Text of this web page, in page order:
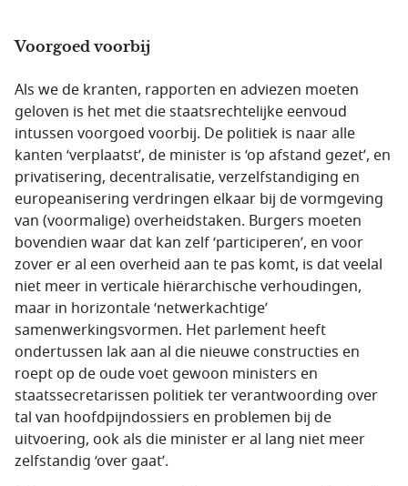
Voorgoed voorbij
Als we de kranten, rapporten en adviezen moeten
geloven is het met die staatsrechtelijke eenvoud
intussen voorgoed voorbij. De politiek is naar alle
kanten ‘verplaatst’, de minister is ‘op afstand gezet’, en
privatisering, decentralisatie, verzelfstandiging en
europeanisering verdringen elkaar bij de vormgeving
van (voormalige) overheidstaken. Burgers moeten
bovendien waar dat kan zelf ‘participeren’, en voor
zover er al een overheid aan te pas komt, is dat veelal
niet meer in verticale hiërarchische verhoudingen,
maar in horizontale ‘netwerkachtige’
samenwerkingsvormen. Het parlement heeft
ondertussen lak aan al die nieuwe constructies en
roept op de oude voet gewoon ministers en
staatssecretarissen politiek ter verantwoording over
tal van hoofdpijndossiers en problemen bij de
uitvoering, ook als die minister er al lang niet meer
zelfstandig ‘over gaat’.